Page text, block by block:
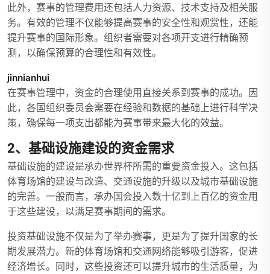
此外，赛事的管理费用还包括人力资源、技术支持及相关服
务。有效的管理不仅能够提高赛事的安全性和观赏性，还能
提升赛事的国际形象。组织者需要对各项开支进行精确预
测，以确保预算的合理性和有效性。
jinnianhui
在赛事管理中，资金的合理使用直接关系到赛事的成功。因
此，各国组织委员会需要在经验和数据的基础上进行科学决
策，确保每一项支出都能为赛事带来最大化的效益。
2、基础设施建设的资金需求
基础设施的建设是承办世界杯所需的重要资金投入。这包括
体育场馆的建设与改造、交通设施的升级以及城市基础设施
的完善。一般而言，承办国会投入数十亿到上百亿的资金用
于这些建设，以满足赛事期间的需求。
投资基础设施不仅是为了举办赛事，更是为了提升国家的长
期发展潜力。新的体育场馆和交通网络能够吸引游客，促进
经济增长。同时，这些投资还可以提升城市的生活质量，为